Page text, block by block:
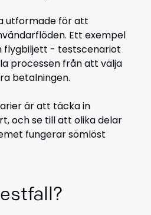
utformade för att
Ett exempel
flygbiljett - testscenariot
processen från att välja
betalningen.
är att täcka in
och se till att olika delar
fungerar sömlöst